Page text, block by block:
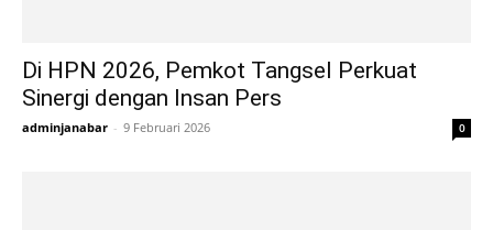
Di HPN 2026, Pemkot Tangsel Perkuat
Sinergi dengan Insan Pers
adminjanabar - 9 Februari 2026 0